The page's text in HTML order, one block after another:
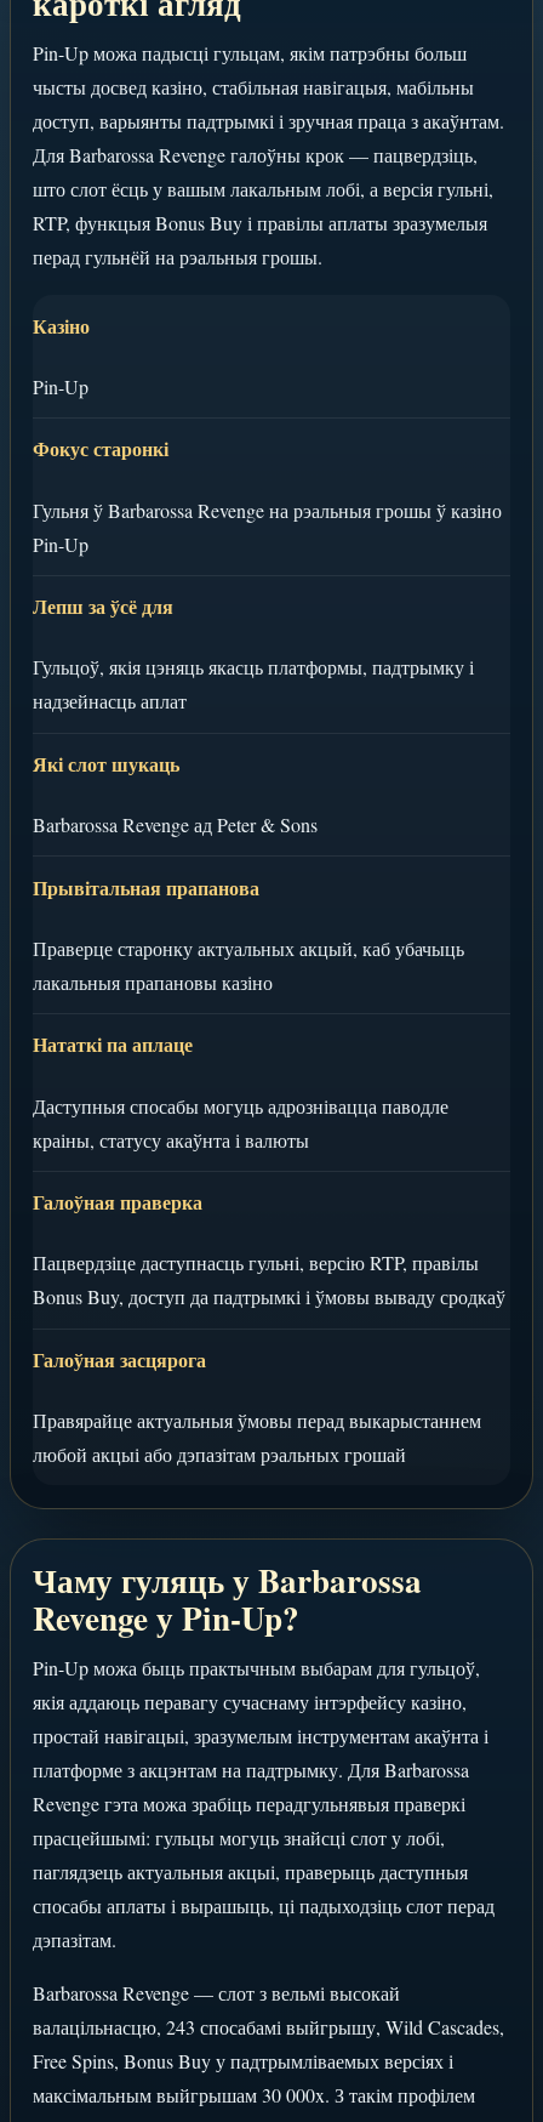
Pin-Up можа падысці гульцам, якім патрэбны больш
чысты досвед казіно, стабільная навігацыя, мабільны
доступ, варыянты падтрымкі і зручная праца з акаўнтам.
Для Barbarossa Revenge галоўны крок — пацвердзіць,
што слот ёсць у вашым лакальным лобі, а версія гульні,
RTP, функцыя Bonus Buy і правілы аплаты зразумелыя
перад гульнёй на рэальныя грошы.
Казіно
Pin-Up
Фокус старонкі
Гульня ў Barbarossa Revenge на рэальныя грошы ў казіно
Pin-Up
Лепш за ўсё для
Гульцоў, якія цэняць якасць платформы, падтрымку і
надзейнасць аплат
Які слот шукаць
Barbarossa Revenge ад Peter & Sons
Прывітальная прапанова
Праверце старонку актуальных акцый, каб убачыць
лакальныя прапановы казіно
Нататкі па аплаце
Даступныя спосабы могуць адрознівацца паводле
краіны, статусу акаўнта і валюты
Галоўная праверка
Пацвердзіце даступнасць гульні, версію RTP, правілы
Bonus Buy, доступ да падтрымкі і ўмовы вываду сродкаў
Галоўная засцярога
Правярайце актуальныя ўмовы перад выкарыстаннем
любой акцыі або дэпазітам рэальных грошай
Чаму гуляць у Barbarossa
Revenge у Pin-Up?
Pin-Up можа быць практычным выбарам для гульцоў,
якія аддаюць перавагу сучаснаму інтэрфейсу казіно,
простай навігацыі, зразумелым інструментам акаўнта і
платформе з акцэнтам на падтрымку. Для Barbarossa
Revenge гэта можа зрабіць перадгульнявыя праверкі
прасцейшымі: гульцы могуць знайсці слот у лобі,
паглядзець актуальныя акцыі, праверыць даступныя
спосабы аплаты і вырашыць, ці падыходзіць слот перад
дэпазітам.
Barbarossa Revenge — слот з вельмі высокай
валацільнасцю, 243 спосабамі выйгрышу, Wild Cascades,
Free Spins, Bonus Buy у падтрымліваемых версіях і
максімальным выйгрышам 30 000x. З такім профілем